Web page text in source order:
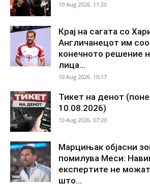
10 Aug 2026. 11:20
Крај на сагата со
Англичанецот им
конечното решение
лица...
10 Aug 2026. 10:17
Тикет на денот
10.08.2026)
10 Aug 2026. 07:20
Марцињак објасни
помилува Меси:
експертите не
што...